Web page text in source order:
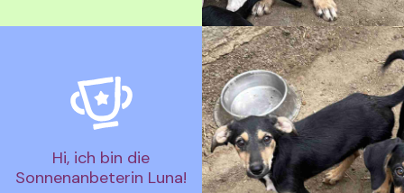
Hi, ich bin die
Sonnenanbeterin Luna!